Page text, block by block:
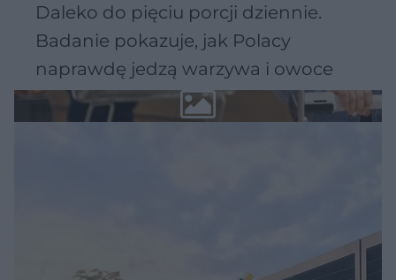
Daleko do pięciu porcji dziennie.
Badanie pokazuje, jak Polacy
naprawdę jedzą warzywa i owoce